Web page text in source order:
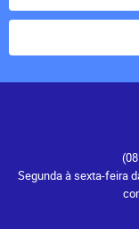
Segunda à sexta-feira